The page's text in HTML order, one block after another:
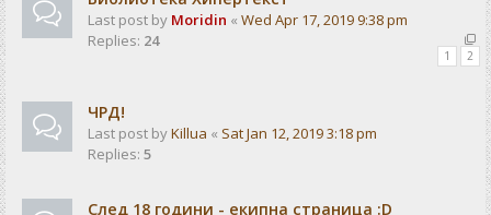
Last post by Moridin « Wed Apr 17, 2019 9:38 pm
Replies: 24
1 2
ЧРД!
Last post byKillua « Sat Jan 12, 2019 3:18 pm
Replies: 5
След 18 години - екипна страница :D